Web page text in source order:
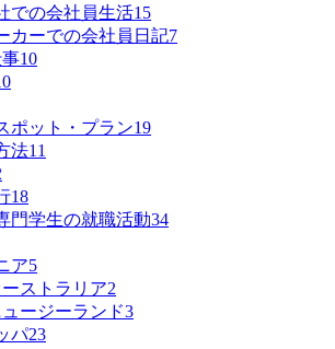
での会社員生活15
カーでの会社員日記7
10
ポット・プラン19
法11
18
門学生の就職活動34
ア5
ストラリア2
ージーランド3
パ23